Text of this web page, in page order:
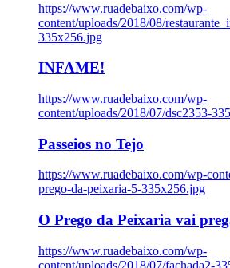
https://www.ruadebaixo.com/wp-
content/uploads/2018/08/
335x256.jpg
INFAME!
https://www.ruadebaixo.com/wp-
content/uploads/2018/07/dsc2353-
Passeios no Tejo
https://www.ruadebaixo.com/wp-
prego-da-peixaria-5-335x256.jpg
O Prego da Peixaria vai
https://www.ruadebaixo.com/wp-
content/uploads/2018/07/fachada2-